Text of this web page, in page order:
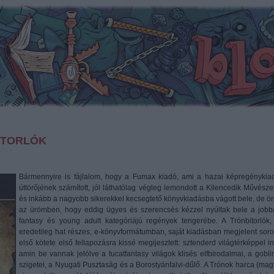
Bármennyire is fájlalom, hogy a Fumax kiadó, ami a hazai
úttörőjének számított, jól láthatólag végleg lemondott a Kilencedik
és inkább a nagyobb sikerekkel kecsegtető könyvkiadásba vágott bele, de
az ürömben, hogy eddig ügyes és szerencsés kézzel nyúltak bele a
fantasy és young adult kategóriájú regények tengerébe. A
eredetileg hat részes, e-könyvformátumban, saját kiadásban megjelent
első kötete első fellapozásra kissé megijesztett: sztenderd világtérképpel
amin be vannak jelölve a tucatfantasy világok klisés elfbirodalmai, a
szigetei, a Nyugati Pusztaság és a Borostyánfalvi-dűlő. A Trónok harca